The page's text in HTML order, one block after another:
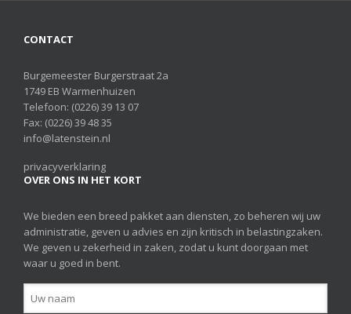
CONTACT
Burgemeester Burgerstraat 2a
1749 EB Warmenhuizen
Telefoon: (0226) 39 13 07
Fax: (0226) 39 48 35
info@latenstein.nl
privacyverklaring
OVER ONS IN HET KORT
We bieden een breed pakket aan diensten, zo beheren wij uw
administratie, geven u advies en zijn kritisch in belastingzaken.
We geven u zekerheid in zaken, zodat u kunt doorgaan met
waar u goed in bent.